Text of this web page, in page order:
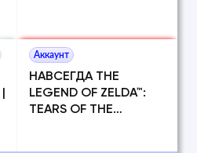
Аккаунт
НАВСЕГДА THE
LEGEND OF ZELDA™:
TEARS OF THE